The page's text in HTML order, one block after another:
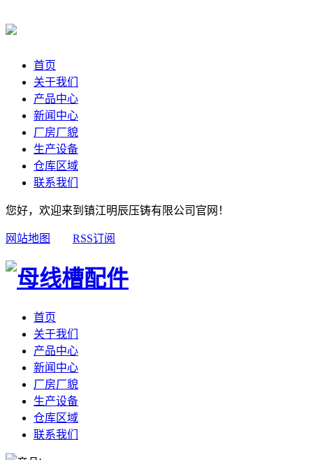
首页
关于我们
产品中心
新闻中心
厂房厂貌
生产设备
仓库区域
联系我们
您好，欢迎来到镇江明辰压铸有限公司官网！
网站地图 RSS订阅
首页
关于我们
产品中心
新闻中心
厂房厂貌
生产设备
仓库区域
联系我们